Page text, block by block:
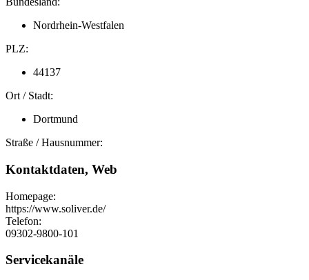
Nordrhein-Westfalen
PLZ:
44137
Ort / Stadt:
Dortmund
Straße / Hausnummer:
Kontaktdaten, Web
Homepage:
https://www.soliver.de/
Telefon:
09302-9800-101
Servicekanäle